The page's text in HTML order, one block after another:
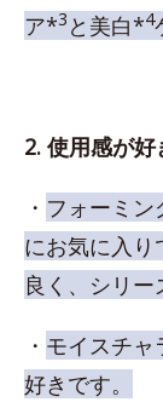
ア*3と美白*4
2. 使用感が好
・ フォーミ
にお気に入
良く、シリー
・ モイスチャ
好きです。